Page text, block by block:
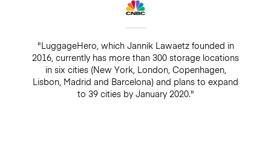
"LuggageHero, which Jannik Lawaetz founded in
2016, currently has more than 300 storage locations
in six cities (New York, London, Copenhagen,
Lisbon, Madrid and Barcelona) and plans to expand
to 39 cities by January 2020."